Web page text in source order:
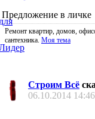
Предложение в личке
Ремонт квартир, домов,
сантехника. Моя тема
Строим Всё
06.10.2014 14:46